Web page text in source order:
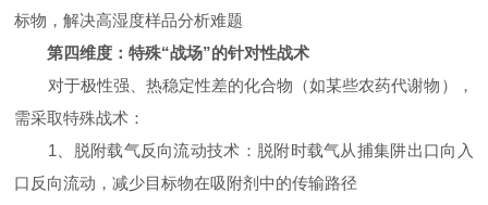
标物，解决高湿度样品分析难题
第四维度：特殊“战场”的针对性战术
对于极性强、热稳定性差的化合物（如某些农药代谢物），
需采取特殊战术：
1、脱附载气反向流动技术：脱附时载气从捕集阱出口向入
口反向流动，减少目标物在吸附剂中的传输路径